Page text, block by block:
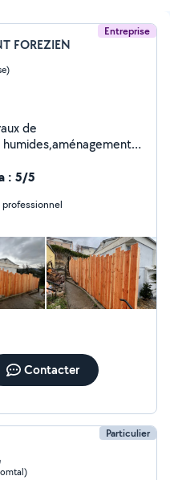
Entreprise
FOREZIEN
de
présentes dans les
: 5/5
Contacter
Particulier